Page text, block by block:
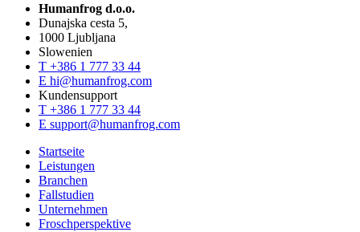
Humanfrog d.o.o.
Dunajska cesta 5,
1000 Ljubljana
Slowenien
T +386 1 777 33 44
E hi@humanfrog.com
Kundensupport
T +386 1 777 33 44
E support@humanfrog.com
Startseite
Leistungen
Branchen
Fallstudien
Unternehmen
Froschperspektive